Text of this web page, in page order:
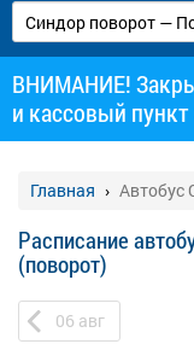
ВНИМАНИЕ!
и кассовый
Главная Автобус
Расписание
(поворот)
06 авг